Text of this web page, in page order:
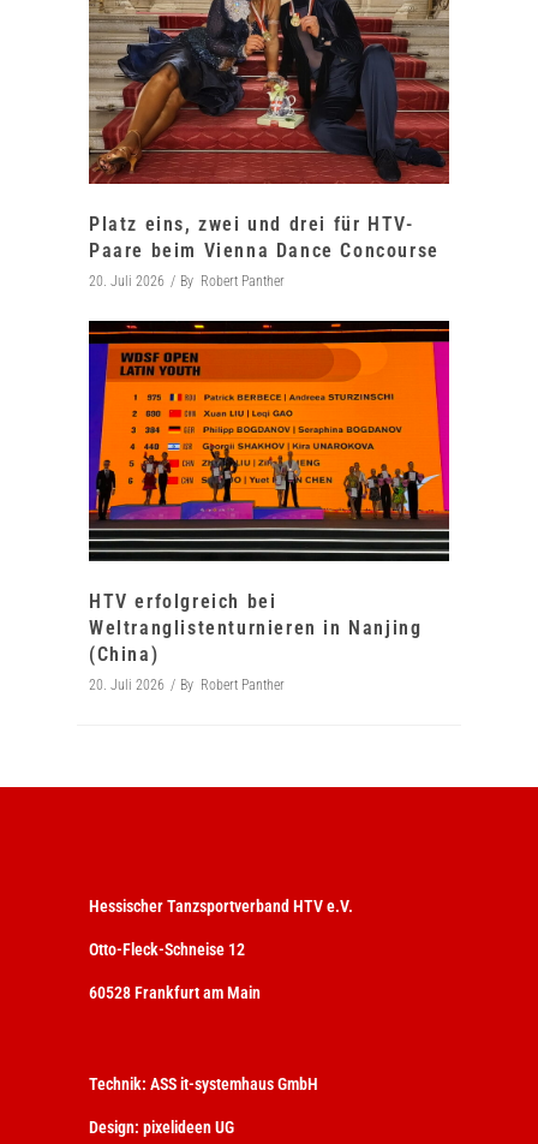
Platz eins, zwei und drei für HTV-
Paare beim Vienna Dance Concourse
20. Juli 2026 By Robert Panther
HTV erfolgreich bei
Weltranglistenturnieren in Nanjing
(China)
20. Juli 2026 By Robert Panther
Hessischer Tanzsportverband HTV e.V.
Otto-Fleck-Schneise 12
60528 Frankfurt am Main
Technik: ASS it-systemhaus GmbH
Design: pixelideen UG